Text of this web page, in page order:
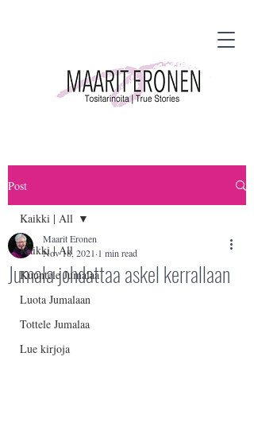
Post
Kaikki | All
Kuuntele Jumalaa
Luota Jumalaan
Tottele Jumalaa
Lue kirjoja
Kaikki | All
Jumala johdattaa askel kerrallaan
Maarit Eronen
Nov 18, 2021 1 min read